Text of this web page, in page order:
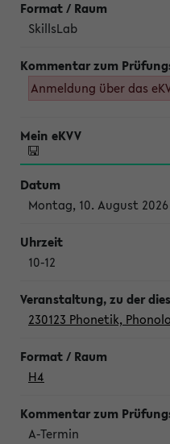
SkillsLab
Anmeldung über das
Montag, 10. August 2026
10-12
230123 Phonetik,
H4
A-Termin